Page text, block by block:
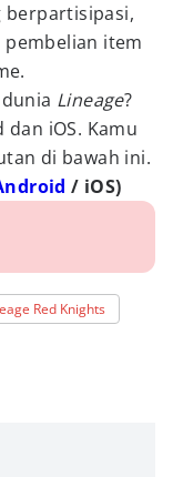
berpartisipasi,
item
Lineage?
iOS. Kamu
di bawah ini.
/ iOS)
Red Knights